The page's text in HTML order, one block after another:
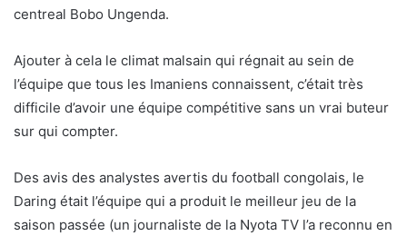
centreal Bobo Ungenda.
Ajouter à cela le climat malsain qui régnait au sein de
l’équipe que tous les Imaniens connaissent, c’était très
difficile d’avoir une équipe compétitive sans un vrai buteur
sur qui compter.
Des avis des analystes avertis du football congolais, le
Daring était l’équipe qui a produit le meilleur jeu de la
saison passée (un journaliste de la Nyota TV l’a reconnu en